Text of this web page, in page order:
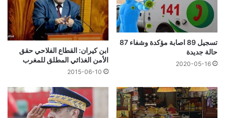
تسجيل 89 اصابة مؤكدة وشفاء 87
حالة جديدة
2020-05-16
ابن كيران: القطاع الفلاحي حقق
الأمن الغذائي المطلق للمغرب
2015-06-10